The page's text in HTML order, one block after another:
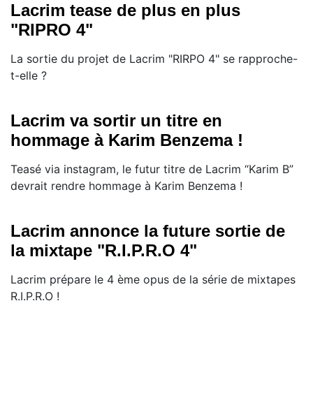
Lacrim tease de plus en plus
"RIPRO 4"
La sortie du projet de Lacrim "RIRPO 4" se rapproche-
t-elle ?
Lacrim va sortir un titre en
hommage à Karim Benzema !
Teasé via instagram, le futur titre de Lacrim “Karim B”
devrait rendre hommage à Karim Benzema !
Lacrim annonce la future sortie de
la mixtape "R.I.P.R.O 4"
Lacrim prépare le 4 ème opus de la série de mixtapes
R.I.P.R.O !